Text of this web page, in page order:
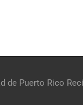
de Puerto Rico